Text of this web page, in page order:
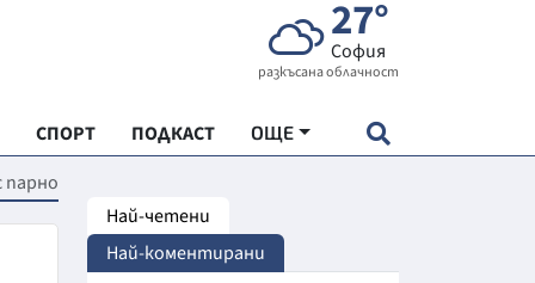
27°
София
разкъсана облачност
СПОРТ ПОДКАСТ ОЩЕ
"ЧУДЕСАТА НА БЪЛГАРИЯ"
парно
Най-четени
Най-коментирани